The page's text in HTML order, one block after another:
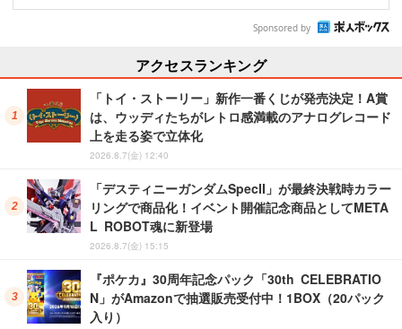
Sponsored by
アクセスランキング
「トイ・ストーリー」新作一番くじが発売決定！A賞
は、ウッディたちがレトロ感満載のアナログレコード
上を走る姿で立体化
2026.8.7(金) 12:40
「デスティニーガンダムSpecII」が最終決戦時カラー
リングで商品化！イベント開催記念商品としてMETA
L ROBOT魂に新登場
2026.8.7(金) 15:15
『ポケカ』30周年記念パック「30th CELEBRATIO
N」がAmazonで抽選販売受付中！1BOX（20パック
入り）